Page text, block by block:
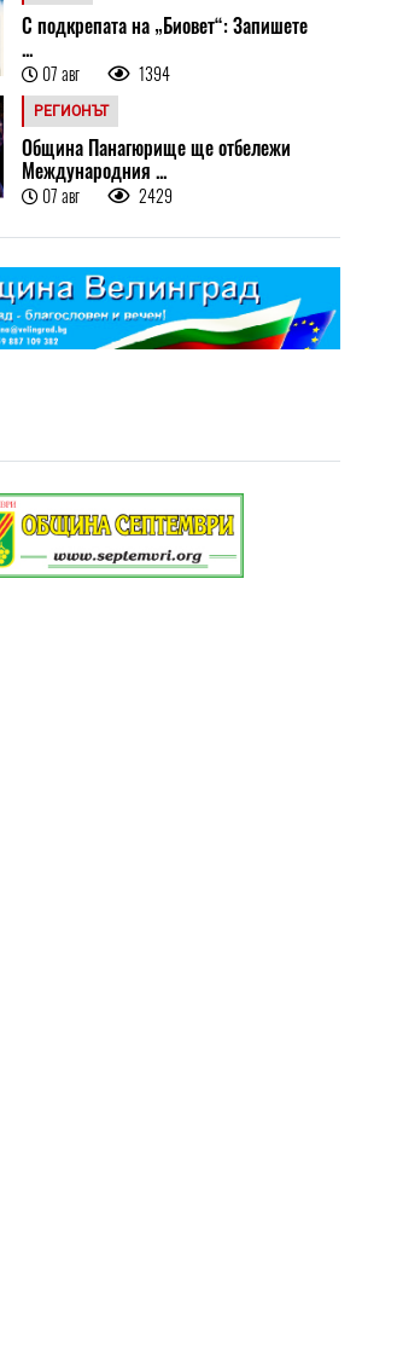
С подкрепата на „Биовет“: Запишете
...
07 авг 1394
РЕГИОНЪТ
Община Панагюрище ще отбележи
Международния ...
07 авг 2429